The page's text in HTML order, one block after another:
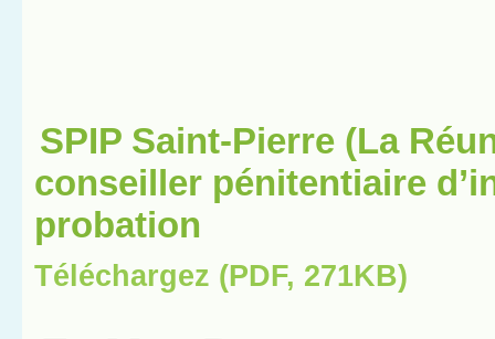
SPIP Saint-Pierre (La
conseiller pénitentiaire
probation
Téléchargez (PDF, 271KB)